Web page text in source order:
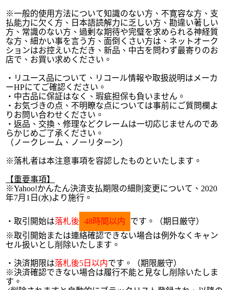
※一般的使用方法について知識のない方、不寛容な方、支
払能力に欠く方、日本語読解力に乏しい方、勘違い著しい
方、常識のない方、過剰な期待や完璧を求められる神経質
な方、細かい事を言う方、面倒くさい方は、ネットオーク
ションはお控えいただき、新品、中古を問わず最寄りのお
店で、お買い求めください。
・リユース品について、リコール情報や取扱説明はメーカ
ーHPにてご確認ください。
・中古品に保証はなく、瑕疵担保も負いません。
・お気づきの点、不明瞭な点については事前にご質問欄よ
りお問い合わせください。
・返品、交換、修理などクレームは一切応じませんのであ
らかじめご了承ください。
（ノークレーム、ノーリターン）
※落札者は本注意事項を容認したものといたします。
【重要事項】
※Yahoo!かんたん決済支払期限の細則変更について、2020
年7月1日(水)より施行。
・取引開始は落札後 48時間以内
です。（期日厳守）
※取引開始または連絡確認できない場合は例外なくキャン
セル扱いとし削除いたします。
・決済期限は落札後5日以内です。（期限厳守）
※決済確認できない場合は履行不能と見なし削除いたしま
す。